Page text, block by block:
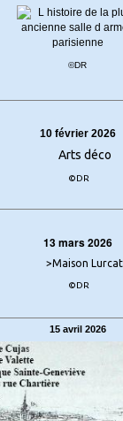
©DR
10 février 2026
©DR
13 mars 2026
©DR
15 avril 2026